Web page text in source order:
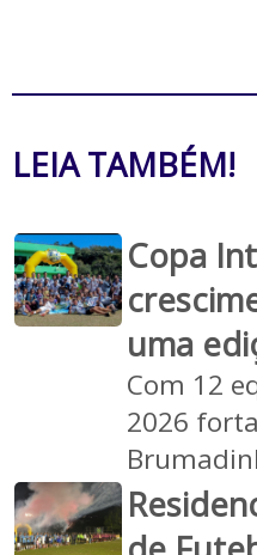
LEIA TAMBÉM!
Copa
uma
Com 12
2026